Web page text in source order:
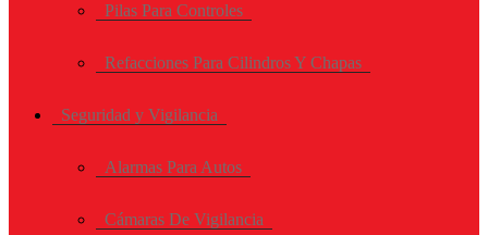
Pilas Para Controles
Refacciones Para Cilindros Y Chapas
Seguridad y Vigilancia
Alarmas Para Autos
Cámaras De Vigilancia